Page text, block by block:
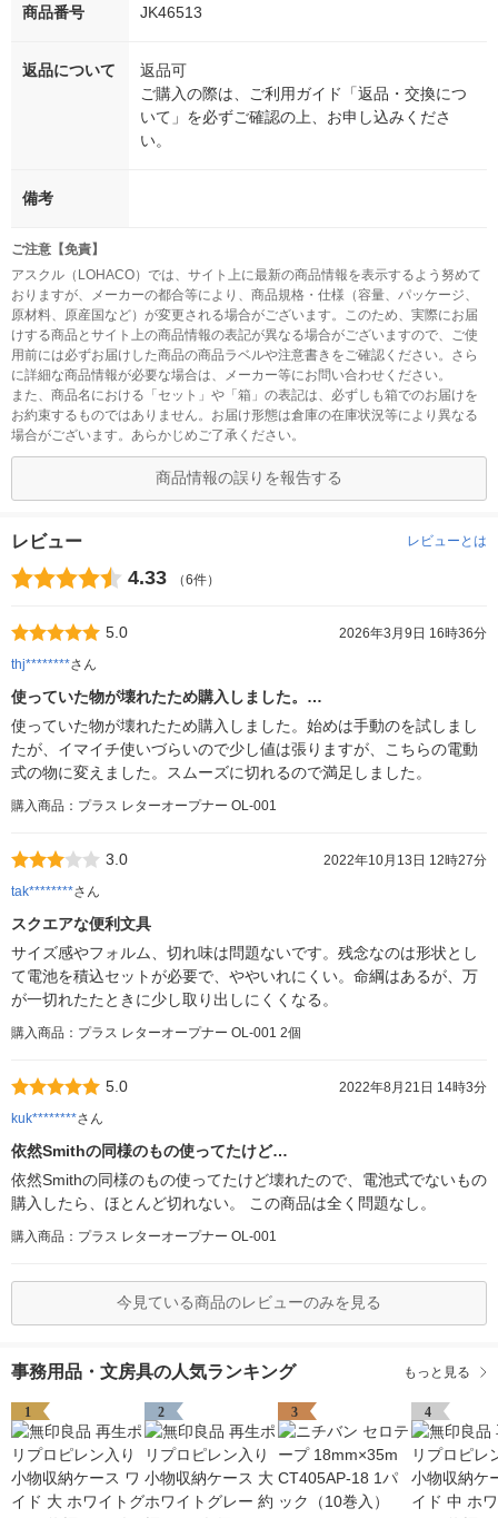
商品番号 JK46513
返品について
返品可
ご購入の際は、ご利用ガイド「返品・交換につ
いて」を必ずご確認の上、お申し込みくださ
い。
備考
ご注意【免責】
アスクル（LOHACO）では、サイト上に最新の商品情報を表示するよう努めて
おりますが、メーカーの都合等により、商品規格・仕様（容量、パッケージ、
原材料、原産国など）が変更される場合がございます。このため、実際にお届
けする商品とサイト上の商品情報の表記が異なる場合がございますので、ご使
用前には必ずお届けした商品の商品ラベルや注意書きをご確認ください。さら
に詳細な商品情報が必要な場合は、メーカー等にお問い合わせください。
また、商品名における「セット」や「箱」の表記は、必ずしも箱でのお届けを
お約束するものではありません。お届け形態は倉庫の在庫状況等により異なる
場合がございます。あらかじめご了承ください。
商品情報の誤りを報告する
レビュー レビューとは
4.33 （6件）
5.0
2026年3月9日 16時36分
thj********さん
使っていた物が壊れたため購入しました。…
使っていた物が壊れたため購入しました。始めは手動のを試しまし
たが、イマイチ使いづらいので少し値は張りますが、こちらの電動
式の物に変えました。スムーズに切れるので満足しました。
購入商品：プラス レターオープナー OL-001
3.0
2022年10月13日 12時27分
tak********さん
スクエアな便利文具
サイズ感やフォルム、切れ味は問題ないです。残念なのは形状とし
て電池を積込セットが必要で、ややいれにくい。命綱はあるが、万
が一切れたたときに少し取り出しにくくなる。
購入商品：プラス レターオープナー OL-001 2個
5.0
2022年8月21日 14時3分
kuk********さん
依然Smithの同様のもの使ってたけど…
依然Smithの同様のもの使ってたけど壊れたので、電池式でないもの
購入したら、ほとんど切れない。 この商品は全く問題なし。
購入商品：プラス レターオープナー OL-001
今見ている商品のレビューのみを見る
事務用品・文房具の人気ランキング もっと見る
1 2 3 4